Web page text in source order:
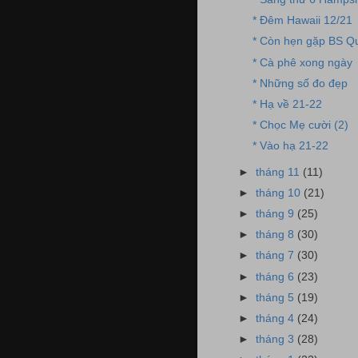
* Đêm Hawaii 12/21
* Còn hẹn gặp BS
* Cà phê xong ngày
* Những số đo đẹp
* Hạ về 21-22
* Chọc Mẹ cười (2)
* Vào hạ 21-22
►tháng 11 (11)
►tháng 10 (21)
►tháng 9 (25)
►tháng 8 (30)
►tháng 7 (30)
►tháng 6 (23)
►tháng 5 (19)
►tháng 4 (24)
►tháng 3 (28)